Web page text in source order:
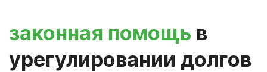
законная помощь в
урегулировании долгов